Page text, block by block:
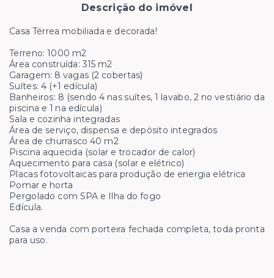
Descrição do imóvel
Casa Térrea mobiliada e decorada!
Terreno: 1000 m2
Área construída: 315 m2
Garagem: 8 vagas (2 cobertas)
Suítes: 4 (+1 edícula)
Banheiros: 8 (sendo 4 nas suítes, 1 lavabo, 2 no vestiário da
piscina e 1 na edícula)
Sala e cozinha integradas
Área de serviço, dispensa e depósito integrados
Área de churrasco 40 m2
Piscina aquecida (solar e trocador de calor)
Aquecimento para casa (solar e elétrico)
Placas fotovoltaicas para produção de energia elétrica
Pomar e horta
Pergolado com SPA e Ilha do fogo
Edícula.
Casa a venda com porteira fechada completa, toda pronta
para uso.